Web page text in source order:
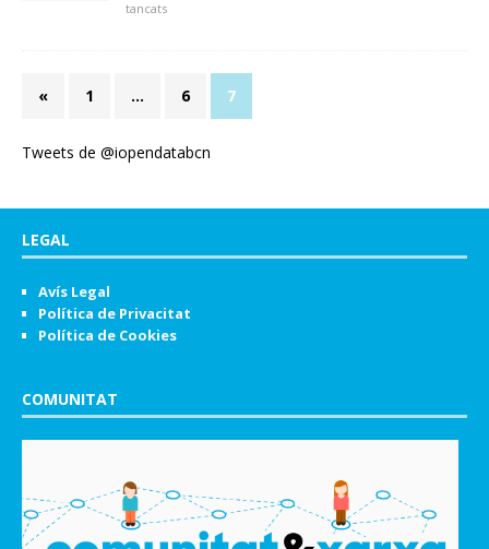
tancats
« 1 … 6 7
Tweets de @iopendatabcn
LEGAL
Avís Legal
Política de Privacitat
Política de Cookies
COMUNITAT